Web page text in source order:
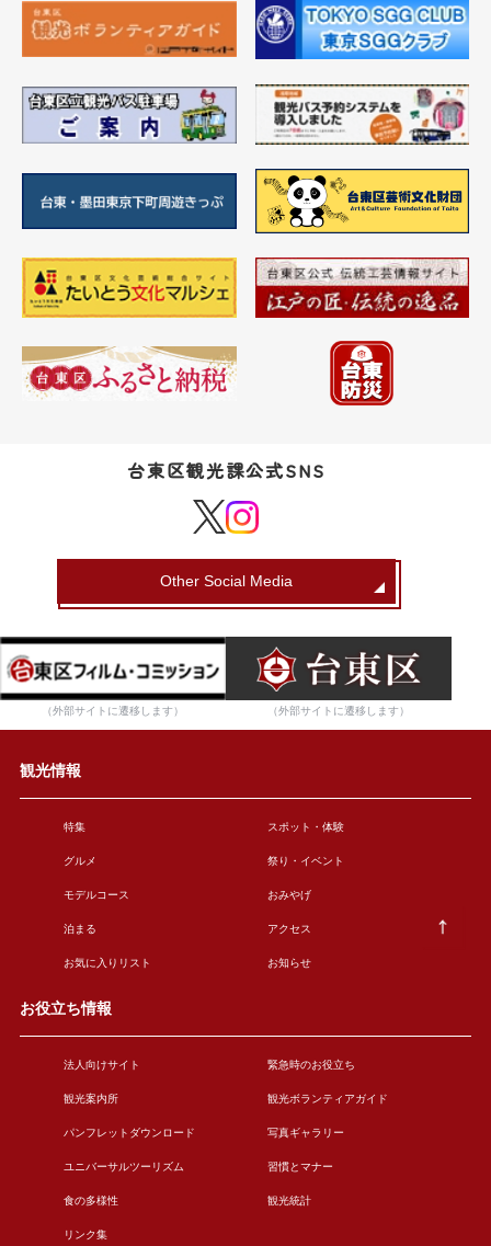
台東区観光課公式SNS
Other Social Media
（外部サイトに遷移します） （外部サイトに遷移します）
観光情報
特集 スポット・体験
グルメ 祭り・イベント
モデルコース おみやげ
泊まる アクセス
お気に入りリスト お知らせ
お役立ち情報
法人向けサイト 緊急時のお役立ち
観光案内所 観光ボランティアガイド
パンフレットダウンロード 写真ギャラリー
ユニバーサルツーリズム 習慣とマナー
食の多様性 観光統計
リンク集